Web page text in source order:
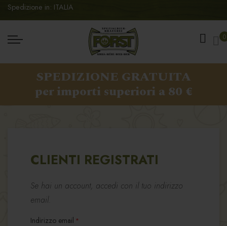
Spedizione in: ITALIA
0
SPEDIZIONE GRATUITA
per importi superiori a 80 €
CLIENTI REGISTRATI
Se hai un account, accedi con il tuo indirizzo
email.
Indirizzo email